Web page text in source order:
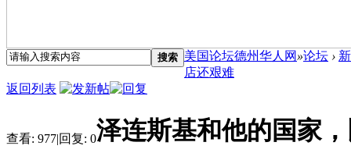
搜索 美国论坛德州华人网 »论坛 ›
店还艰难
返回列表
查看: 977|回复: 0泽连斯基和他的国家